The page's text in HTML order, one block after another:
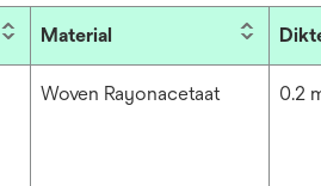
Material
Woven Rayonacetaat 0.2